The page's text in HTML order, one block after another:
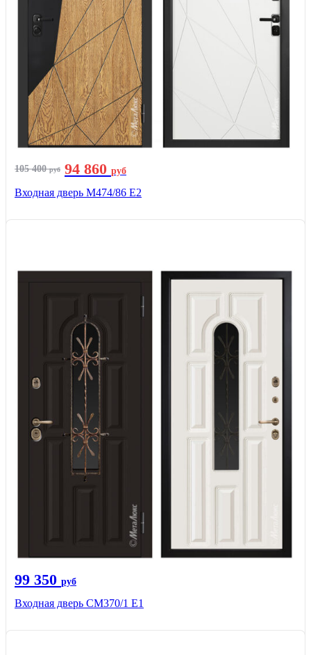
105 400руб 94 860 руб
Входная дверь М474/86 Е2
99 350 руб
Входная дверь СМ370/1 Е1